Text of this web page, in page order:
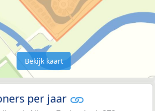
Bekijk kaart
per jaar